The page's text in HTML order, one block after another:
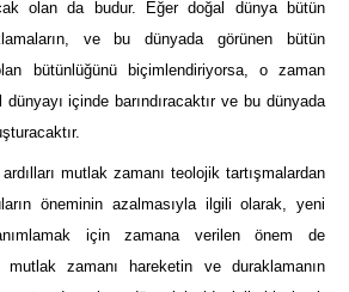
olan da budur. Eğer doğal dünya bütün
ve bu dünyada görünen bütün
bütünlüğünü biçimlendiriyorsa, o zaman
içinde barındıracaktır ve bu dünyada
mutlak zamanı teolojik tartışmalardan
öneminin azalmasıyla ilgili olarak, yeni
için zamana verilen önem de
mutlak zamanı hareketin ve duraklamanın